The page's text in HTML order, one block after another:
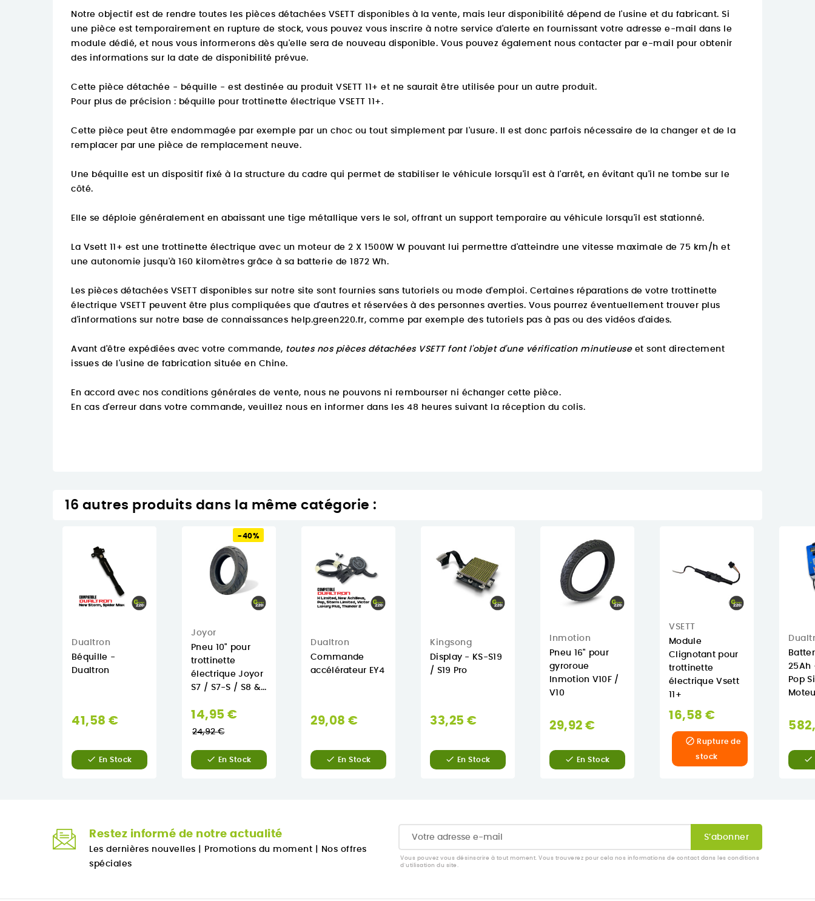
Notre objectif est de rendre toutes les pièces détachées VSETT disponibles à la vente, mais leur disponibilité dépend de l'usine et du fabricant. Si
une pièce est temporairement en rupture de stock, vous pouvez vous inscrire à notre service d'alerte en fournissant votre adresse e-mail dans le
module dédié, et nous vous informerons dès qu'elle sera de nouveau disponible. Vous pouvez également nous contacter par e-mail pour obtenir
des informations sur la date de disponibilité prévue.
Cette pièce détachée - béquille - est destinée au produit VSETT 11+ et ne saurait être utilisée pour un autre produit.
Pour plus de précision : béquille pour trottinette électrique VSETT 11+.
Cette pièce peut être endommagée par exemple par un choc ou tout simplement par l'usure. Il est donc parfois nécessaire de la changer et de la
remplacer par une pièce de remplacement neuve.
Une béquille est un dispositif fixé à la structure du cadre qui permet de stabiliser le véhicule lorsqu'il est à l'arrêt, en évitant qu'il ne tombe sur le
côté.
Elle se déploie généralement en abaissant une tige métallique vers le sol, offrant un support temporaire au véhicule lorsqu'il est stationné.
La Vsett 11+ est une trottinette électrique avec un moteur de 2 X 1500W W pouvant lui permettre d'atteindre une vitesse maximale de 75 km/h et
une autonomie jusqu'à 160 kilomètres grâce à sa batterie de 1872 Wh.
Les pièces détachées VSETT disponibles sur notre site sont fournies sans tutoriels ou mode d'emploi. Certaines réparations de votre trottinette
électrique VSETT peuvent être plus compliquées que d'autres et réservées à des personnes averties. Vous pourrez éventuellement trouver plus
d'informations sur notre base de connaissances help.green220.fr, comme par exemple des tutoriels pas à pas ou des vidéos d'aides.
Avant d'être expédiées avec votre commande, toutes nos pièces détachées VSETT font l'objet d'une vérification minutieuseet sont directement
issues de l'usine de fabrication située en Chine.
En accord avec nos conditions générales de vente, nous ne pouvons ni rembourser ni échanger cette pièce.
En cas d'erreur dans votre commande, veuillez nous en informer dans les 48 heures suivant la réception du colis.
16 autres produits dans la même catégorie :
Dualtron
Béquille -
Dualtron
41,58 €
 En Stock
-40%
Joyor
Pneu 10" pour
trottinette
électrique Joyor
S7 / S7-S / S8 &...
14,95 €Prix
24,92 €
 En Stock
Dualtron
Commande
accélérateur EY4
29,08 €
 En Stock
Kingsong
Display - KS-S19
/ S19 Pro
33,25 €
 En Stock
Inmotion
Pneu 16" pour
gyroroue
Inmotion V10F /
V10
29,92 €
 En Stock
VSETT
Module
Clignotant pour
trottinette
électrique Vsett
11+
16,58 €
 Rupture de
stock
25Ah
Pop

Restez informé de notre actualité
Les dernières nouvelles Promotions du moment
Nos offres
spéciales
Vous pouvez vous désinscrire à tout moment. Vous trouverez pour cela nos informations de contact dans les conditions
d'utilisation du site.